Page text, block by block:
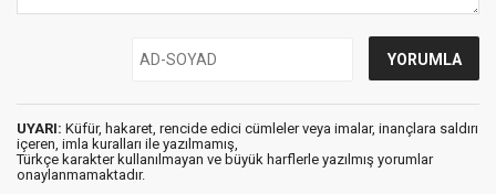
UYARI: Küfür, hakaret, rencide edici cümleler veya imalar, inançlara saldırı
içeren, imla kuralları ile yazılmamış,
Türkçe karakter kullanılmayan ve büyük harflerle yazılmış yorumlar
onaylanmamaktadır.